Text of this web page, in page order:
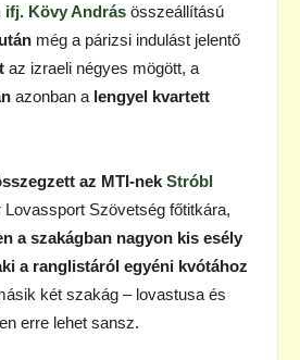
ifj. Kövy András összeállítású
még a párizsi indulást jelentő
az izraeli négyes mögött, a
azonban a lengyel kvartett
az MTI-nek Stróbl
Lovassport Szövetség főtitkára,
a szakágban nagyon kis esély
a ranglistáról egyéni kvótához
két szakág – lovastusa és
erre lehet sansz.